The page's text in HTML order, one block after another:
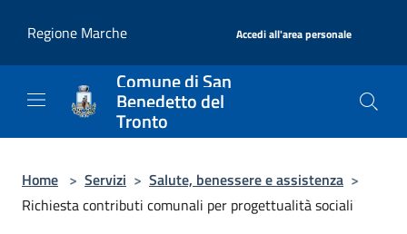
Regione Marche
Accedi all'area personale
Comune di San
Benedetto del
Tronto
Home > Servizi > Salute, benessere e assistenza >
Richiesta contributi comunali per progettualità sociali